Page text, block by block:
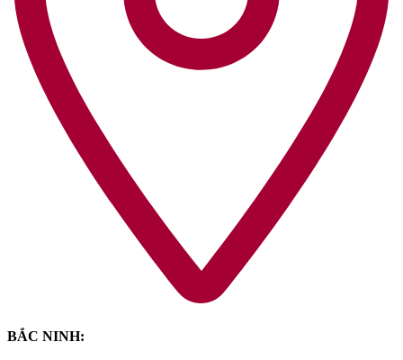
BẮC NINH: